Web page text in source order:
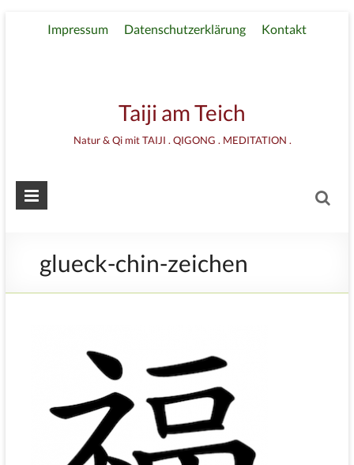
Impressum Datenschutzerklärung Kontakt
Taiji am Teich
Natur & Qi mit TAIJI . QIGONG . MEDITATION .
glueck-chin-zeichen